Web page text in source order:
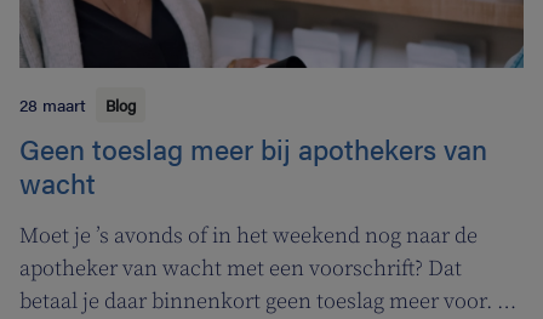
28 maart Blog
Geen toeslag meer bij apothekers van
wacht
Moet je ’s avonds of in het weekend nog naar de
apotheker van wacht met een voorschrift? Dat
betaal je daar binnenkort geen toeslag meer voor. In